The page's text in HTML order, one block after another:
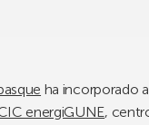
ha incorporado
energiGUNE,